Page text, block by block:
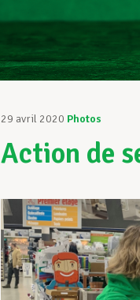
29 avril 2020 Photos
Action de